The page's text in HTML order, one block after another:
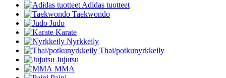
Adidas tuotteet
Taekwondo
Judo
Karate
Nyrkkeily
Thai/potkunyrkkeily
Jujutsu
MMA